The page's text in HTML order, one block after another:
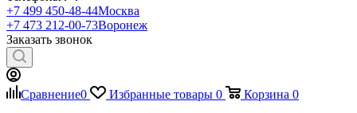
микросхемы
-
микросхемы
-
микросхемы
-
+7 499 450-48-44Москва
+7 473 212-00-73Воронеж
Заказать звонок
Сравнение0 Избранные товары 0 Корзина 0